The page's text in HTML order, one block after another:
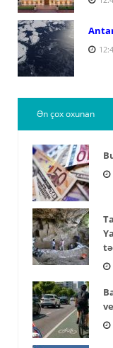
Ən çox oxunan